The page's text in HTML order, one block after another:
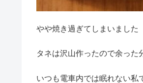
やや焼き過ぎてしまいました
タネは沢山作ったので余った
いつも電車内では眠れない私